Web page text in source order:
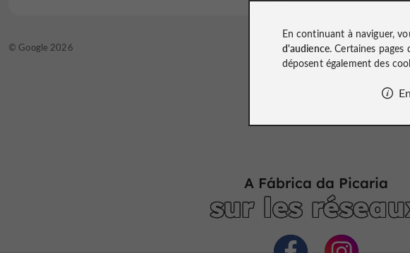
© Google 2026
A Fábrica da Picaria
sur les
En continuant à naviguer,
d'audience. Certaines
déposent également des